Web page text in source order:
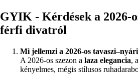
GYIK - Kérdések a 2026-
férfi divatról
Mi jellemzi a 2026-os
A 2026-os szezon a laza elegancia,
kényelmes, mégis stílusos